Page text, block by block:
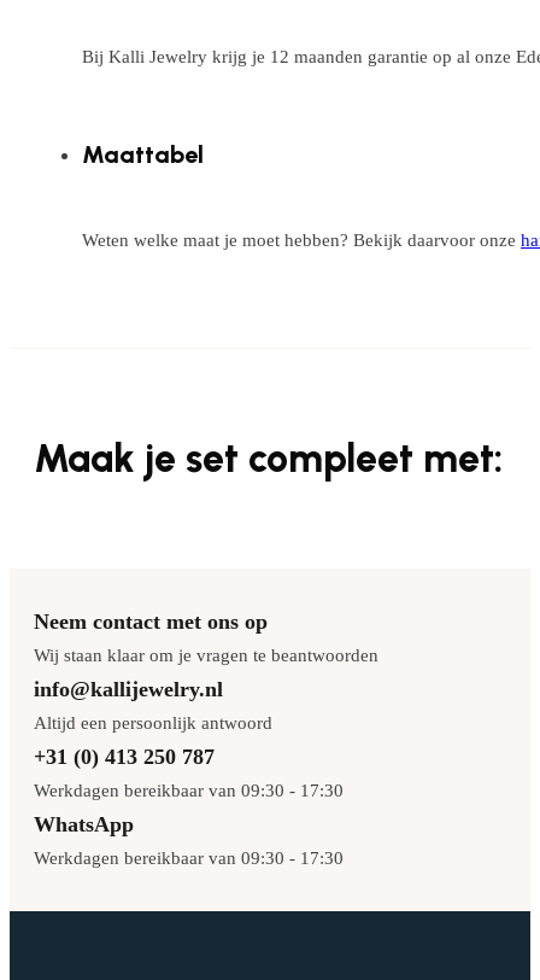
Bij Kalli Jewelry krijg je 12 maanden garantie op al onze
Maattabel
Weten welke maat je moet hebben? Bekijk daarvoor onze
Maak je set compleet met:
Neem contact met ons op
Wij staan klaar om je vragen te beantwoorden
info@kallijewelry.nl
Altijd een persoonlijk antwoord
+31 (0) 413 250 787
Werkdagen bereikbaar van 09:30 - 17:30
WhatsApp
Werkdagen bereikbaar van 09:30 - 17:30